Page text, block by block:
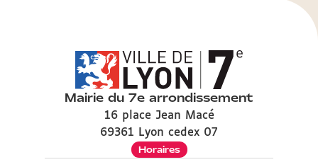
Mairie du 7e arrondissement
16 place Jean Macé
69361 Lyon cedex 07
Horaires